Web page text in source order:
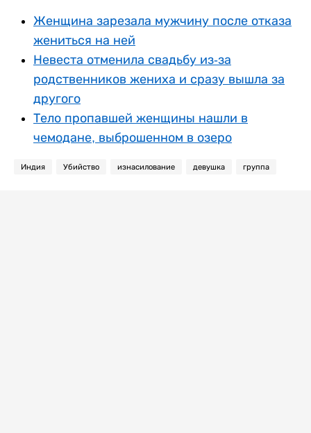
Женщина зарезала мужчину после отказа
жениться на ней
Невеста отменила свадьбу из-за
родственников жениха и сразу вышла за
другого
Тело пропавшей женщины нашли в
чемодане, выброшенном в озеро
Индия Убийство изнасилование девушка группа